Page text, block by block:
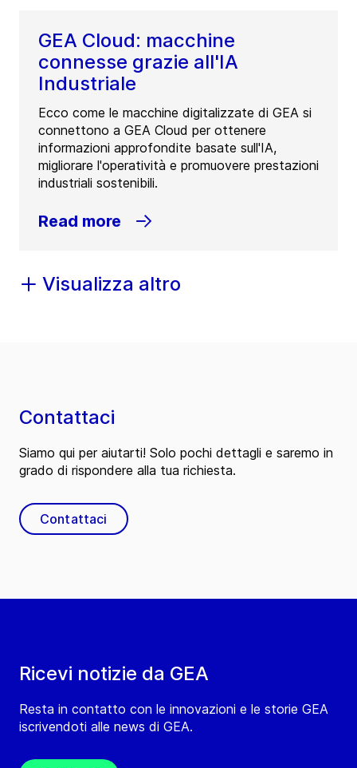
GEA Cloud: macchine
connesse grazie all'IA
Industriale
Ecco come le macchine digitalizzate di GEA si
connettono a GEA Cloud per ottenere
informazioni approfondite basate sull'IA,
migliorare l'operatività e promuovere prestazioni
industriali sostenibili.
Read more
Visualizza altro
Ricevi notizie da GEA
Resta in contatto con le innovazioni e le storie GEA
iscrivendoti alle news di GEA.
Contattaci
Siamo qui per aiutarti! Solo pochi dettagli e saremo in
grado di rispondere alla tua richiesta.
Contattaci